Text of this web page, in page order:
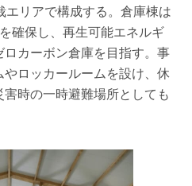
リアで構成する。倉庫棟は
確保し、再生可能エネルギ
カーボン倉庫を目指す。事
ロッカールームを設け、休
時の一時避難場所としても